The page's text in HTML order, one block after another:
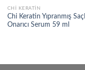
CHI KERATIN
Chi Keratin Yıpranmış
Onarıcı Serum 59 ml